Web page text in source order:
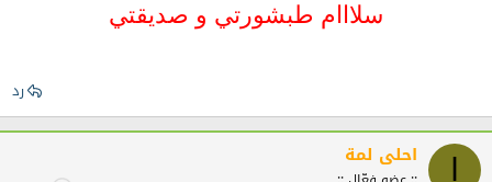
سلااام طبشورتي و صديقتي
رد
احلى لمة